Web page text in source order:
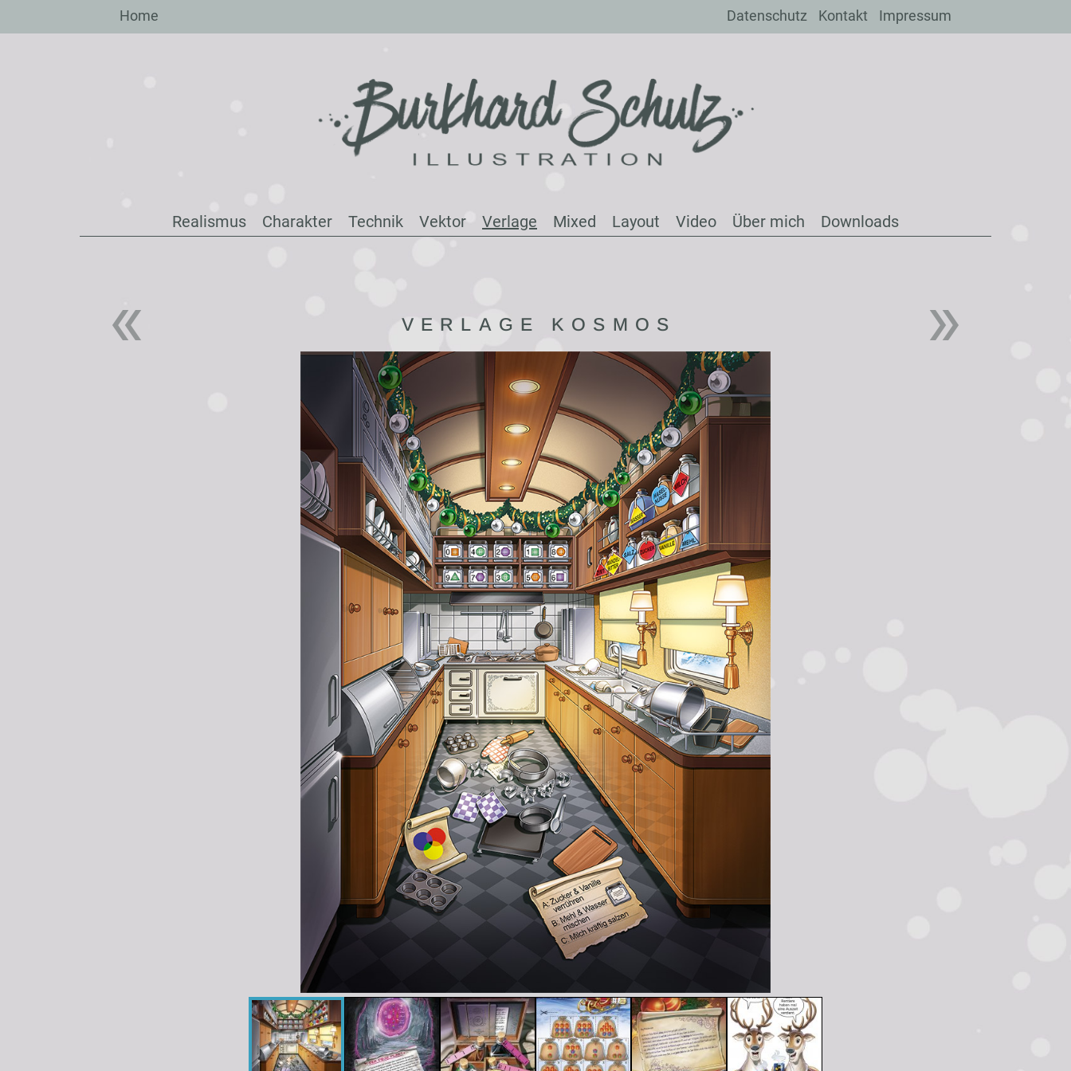
Inhalt
Home Datenschutz Kontakt Impressum
Realismus Charakter Technik Vektor Verlage Mixed Layout Video Über mich Downloads
VERLAGE KOSMOS